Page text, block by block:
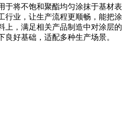
于将不饱和聚酯均匀涂抹于基材表
行业，让生产流程更顺畅，能把涂
上，满足相关产品制造中对涂层的
良好基础，适配多种生产场景。